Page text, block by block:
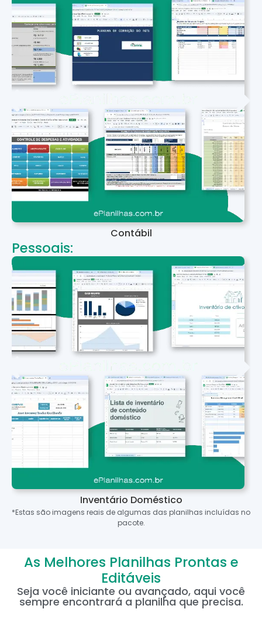
Contábil
Pessoais:
Inventário Doméstico
*Estas são imagens reais de algumas das planilhas incluídas no
pacote.
As Melhores Planilhas Prontas e
Editáveis
Seja você iniciante ou avançado, aqui você
sempre encontrará a planilha que precisa.